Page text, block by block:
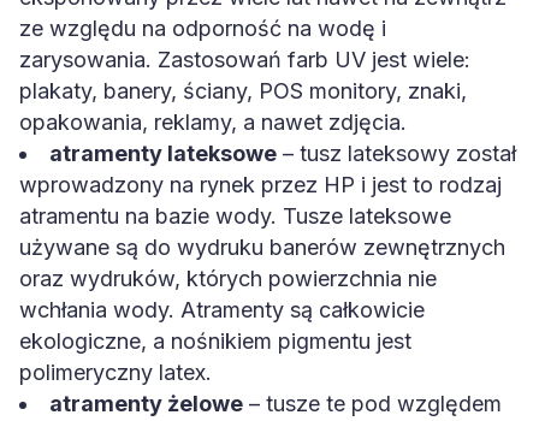
ze względu na odporność na wodę i
zarysowania. Zastosowań farb UV jest wiele:
plakaty, banery, ściany, POS monitory, znaki,
opakowania, reklamy, a nawet zdjęcia.
atramenty lateksowe – tusz lateksowy został
wprowadzony na rynek przez HP i jest to rodzaj
atramentu na bazie wody. Tusze lateksowe
używane są do wydruku banerów zewnętrznych
oraz wydruków, których powierzchnia nie
wchłania wody. Atramenty są całkowicie
ekologiczne, a nośnikiem pigmentu jest
polimeryczny latex.
atramenty żelowe – tusze te pod względem